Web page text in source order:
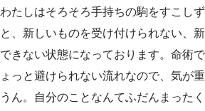
わたしはそろそろ手持ちの駒をすこし
と、新しいものを受け付けられない、
できない状態になっております。命術
ょっと避けられない流れなので、気が
うん。自分のことなんてふだんまった